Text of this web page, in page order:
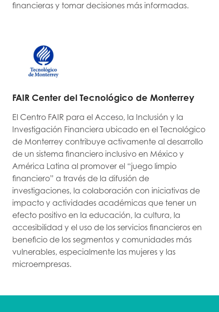
financieras y tomar decisiones más informadas.
FAIR Center del Tecnológico de Monterrey
El Centro FAIR para el Acceso, la Inclusión y la
Investigación Financiera ubicado en el Tecnológico
de Monterrey contribuye activamente al desarrollo
de un sistema financiero inclusivo en México y
América Latina al promover el “juego limpio
financiero” a través de la difusión de
investigaciones, la colaboración con iniciativas de
impacto y actividades académicas que tener un
efecto positivo en la educación, la cultura, la
accesibilidad y el uso de los servicios financieros en
beneficio de los segmentos y comunidades más
vulnerables, especialmente las mujeres y las
microempresas.